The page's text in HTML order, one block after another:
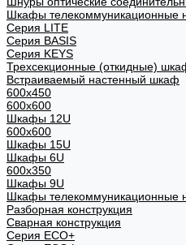
Шкафы телекоммуникационные
Cерия LITE
Cерия BASIS
Cерия KEYS
Трехсекционные (откидные)
Встраиваемый настенный шкаф
600x450
600x600
Шкафы 12U
600x600
Шкафы 15U
Шкафы 6U
600x350
Шкафы 9U
Шкафы телекоммуникационные
Разборная конструкция
Сварная конструкция
Серия ECO+